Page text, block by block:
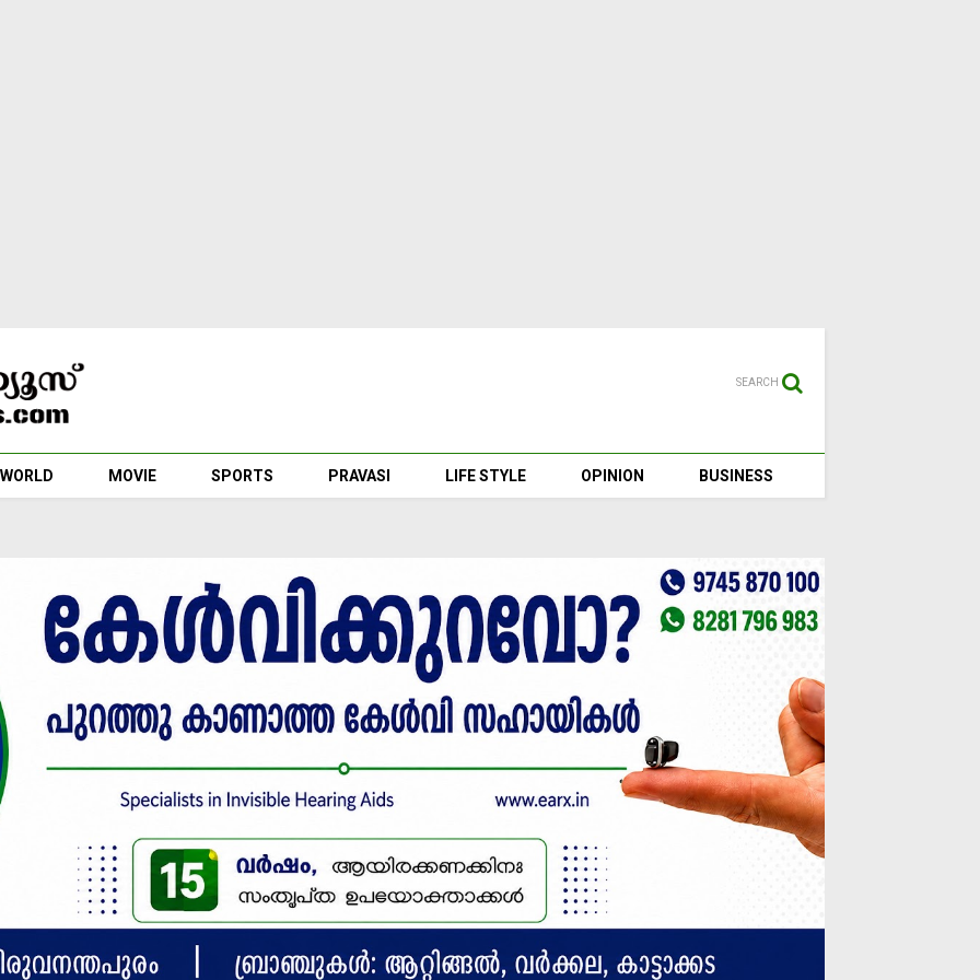
SEARCH
WORLD MOVIE SPORTS PRAVASI LIFE STYLE OPINION BUSINESS